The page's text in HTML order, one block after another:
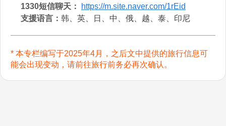
1330短信聊天：
https://m.site.naver.com/1rEid
支援语言： 韩、英、日、中、俄、越、泰、印尼
* 本专栏编写于2025年4月，之后文中提供的旅行信息可
能会出现变动，请前往旅行前务必再次确认。